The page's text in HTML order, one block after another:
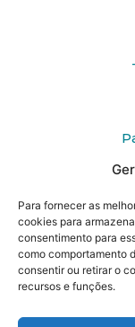
Para fornecer as
cookies para
consentimento para
como comportamento
consentir ou retirar o
recursos e funções.